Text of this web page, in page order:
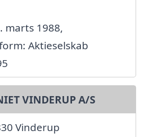
marts 1988,
Aktieselskab
VINDERUP A/S
Vinderup